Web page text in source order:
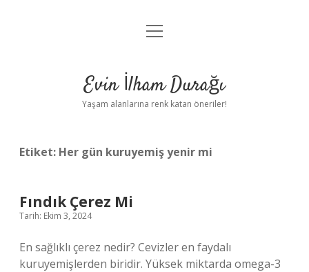
Anasayfa
Yasal Uyarı
menüyü
Evin İlham Durağı
Yaşam alanlarına renk katan öneriler!
Etiket: Her gün kuruyemiş yenir mi
Fındık Çerez Mi
Tarih: Ekim 3, 2024
En sağlıklı çerez nedir? Cevizler en faydalı
kuruyemişlerden biridir. Yüksek miktarda omega-3